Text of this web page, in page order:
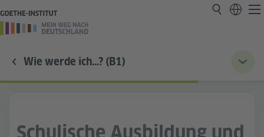
Wie werde ich…? (B1)